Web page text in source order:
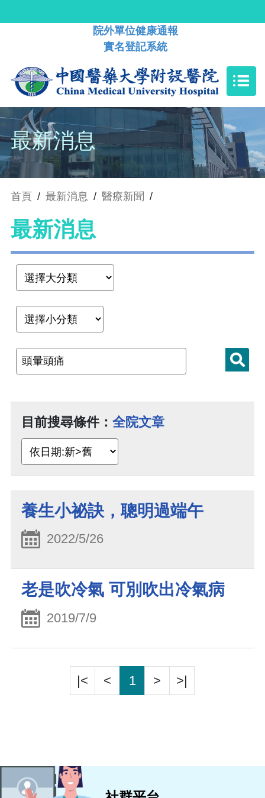
院外單位健康通報
實名登記系統
最新消息
首頁 / 最新消息 / 醫療新聞 /
最新消息
目前搜尋條件： 全院文章
養生小祕訣，聰明過端午
2022/5/26
老是吹冷氣 可別吹出冷氣病
2019/7/9
|< < 1 > >|